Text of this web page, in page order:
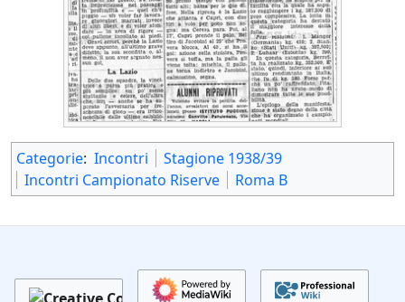
Categorie: Incontri
Stagione 1938/39
Incontri Campionato Riserve
Roma B